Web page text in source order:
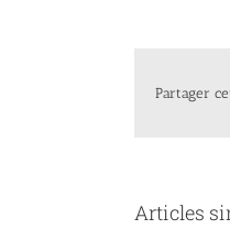
Partager
Articles